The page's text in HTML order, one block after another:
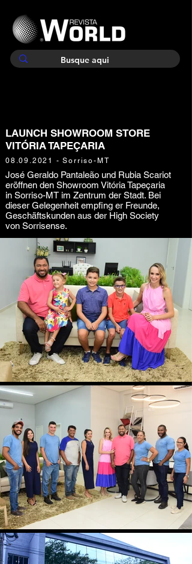
LAUNCH SHOWROOM STORE
VITÓRIA TAPEÇARIA
08.09.2021 - Sorriso-MT
José Geraldo Pantaleão und Rubia Scariot
eröffnen den Showroom Vitória Tapeçaria
in Sorriso-MT im Zentrum der Stadt. Bei
dieser Gelegenheit empfing er Freunde,
Geschäftskunden aus der High Society
von Sorrisense.